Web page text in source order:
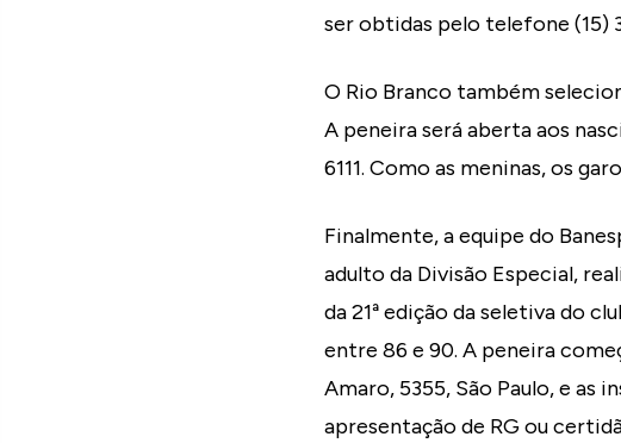
ser obtidas pelo telefone (15)
O Rio Branco também
A peneira será aberta aos
6111. Como as meninas, os
Finalmente, a equipe do
adulto da Divisão Especial,
da 21ª edição da seletiva do
entre 86 e 90. A peneira
Amaro, 5355, São Paulo, e as
apresentação de RG ou